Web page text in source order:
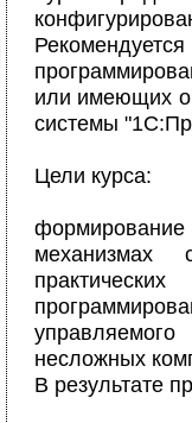
или имеющих
системы
Цели курса:
механизмах
несложных
В результате